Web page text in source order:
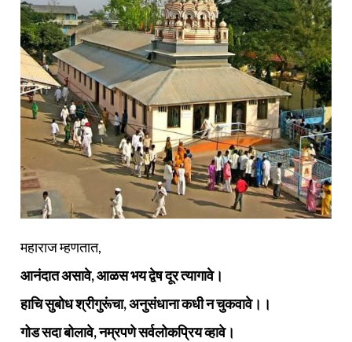
महाराज म्हणतात,
आनंदात असावे, आळस भय द्वेष दूर त्यागावे।
हाचि सुबोध श्रीगुरूंचा, अनुसंधाना कधी न चुकवावे।।
गोड सदा बोलावे, नम्रपणे सर्वलोकप्रिय व्हावे।